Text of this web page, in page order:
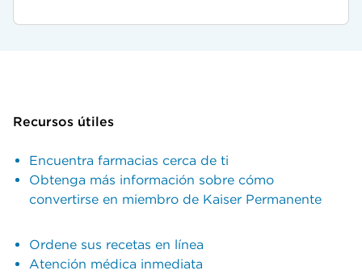
Recursos útiles
Encuentra farmacias cerca de ti
Obtenga más información sobre cómo
convertirse en miembro de Kaiser Permanente
Ordene sus recetas en línea
Atención médica inmediata